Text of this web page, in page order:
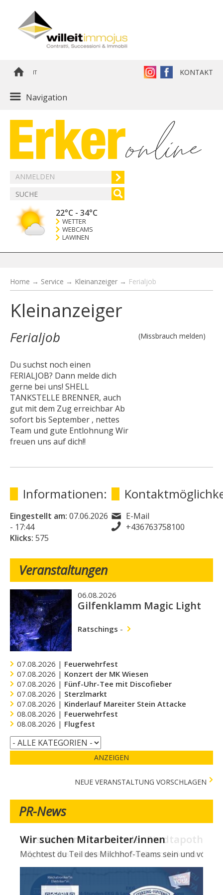
IT KONTAKT
Navigation
ANMELDEN
22°C - 34°C
WETTER
WEBCAMS
LAWINEN
Home → Service → Kleinanzeiger → Ferialjob
Kleinanzeiger
Ferialjob
Du suchst noch einen
FERIALJOB? Dann melde dich
gerne bei uns! SHELL
TANKSTELLE BRENNER, auch
gut mit dem Zug erreichbar Ab
sofort bis September , nettes
Team und gute Entlohnung Wir
freuen uns auf dich!!
(Missbrauch melden)
Informationen:
Eingestellt am: 07.06.2026
- 17:44
Klicks: 575
E-Mail
+436763758100
Veranstaltungen
06.08.2026
Gilfenklamm Magic Light
Ratschings -
07.08.2026 | Feuerwehrfest
07.08.2026 | Konzert der MK Wiesen
07.08.2026 | Fünf-Uhr-Tee mit Discofieber
07.08.2026 | Sterzlmarkt
07.08.2026 | Kinderlauf Mareiter Stein Attacke
08.08.2026 | Feuerwehrfest
08.08.2026 | Flugfest
ANZEIGEN
NEUE VERANSTALTUNG VORSCHLAGEN
PR-News
Wir suchen Mitarbeiter/innen
Möchtest du Teil des Milchhof-Teams sein und von
Verschiedene Tests in der
Folgende Tests stehen in der Stadtapotheke zur